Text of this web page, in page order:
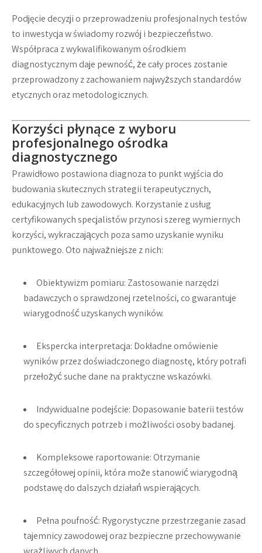
Podjęcie decyzji o przeprowadzeniu profesjonalnych testów
to inwestycja w świadomy rozwój i bezpieczeństwo.
Współpraca z wykwalifikowanym ośrodkiem
diagnostycznym daje pewność, że cały proces zostanie
przeprowadzony z zachowaniem najwyższych standardów
etycznych oraz metodologicznych.
Korzyści płynące z wyboru
profesjonalnego ośrodka
diagnostycznego
Prawidłowo postawiona diagnoza to punkt wyjścia do
budowania skutecznych strategii terapeutycznych,
edukacyjnych lub zawodowych. Korzystanie z usług
certyfikowanych specjalistów przynosi szereg wymiernych
korzyści, wykraczających poza samo uzyskanie wyniku
punktowego. Oto najważniejsze z nich:
Obiektywizm pomiaru: Zastosowanie narzędzi
badawczych o sprawdzonej rzetelności, co gwarantuje
wiarygodność uzyskanych wyników.
Ekspercka interpretacja: Dokładne omówienie
wyników przez doświadczonego diagnostę, który potrafi
przełożyć suche dane na praktyczne wskazówki.
Indywidualne podejście: Dopasowanie baterii testów
do specyficznych potrzeb i możliwości osoby badanej.
Kompleksowe raportowanie:Otrzymanie
szczegółowej opinii, która może stanowić wiarygodną
podstawę do dalszych działań wspierających.
Pełna poufność: Rygorystyczne przestrzeganie zasad
tajemnicy zawodowej oraz bezpieczne przechowywanie